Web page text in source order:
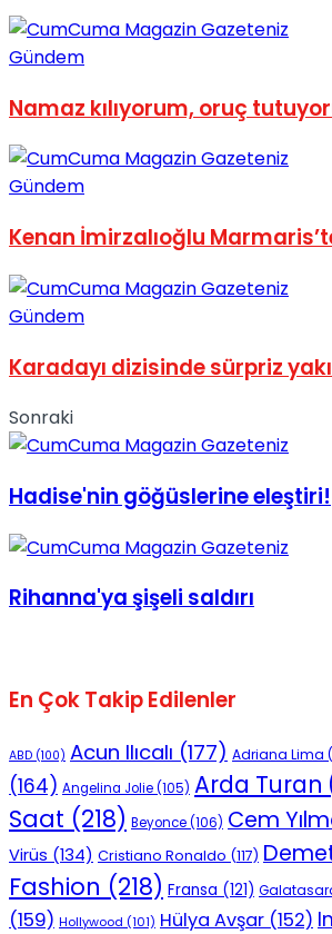
No Result
View All Result
Gündem
Namaz kılıyorum, oruç
Gündem
Kenan İmirzalıoğlu
Gündem
Karadayı dizisinde sürpriz
Sonraki
Hadise'nin göğüslerine eleştiri!
Rihanna'ya şişeli saldırı
En Çok Takip Edilenler
ABD (100) Acun Ilıcalı (177) Adriana Lima
(164) Angelina Jolie(105) Arda Turan
Saat (218) Beyonce(106) Cem
Virüs (134) Cristiano Ronaldo (117)
Fashion (218) Fransa (121)
(159) Hollywood (101) Hülya Avşar (152)